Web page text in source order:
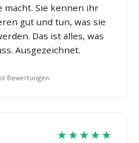
macht. Sie kennen ihr
gut und tun, was sie
Das ist alles, was
Ausgezeichnet.
Bewertungen
★★★★★